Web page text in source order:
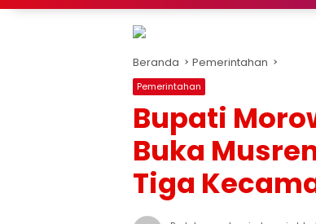
Beranda Pemerintahan
Pemerintahan
Bupati
Buka
Tiga